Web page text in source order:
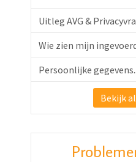
Uitleg AVG &
Wie zien mijn
Persoonlijke
Bekijk